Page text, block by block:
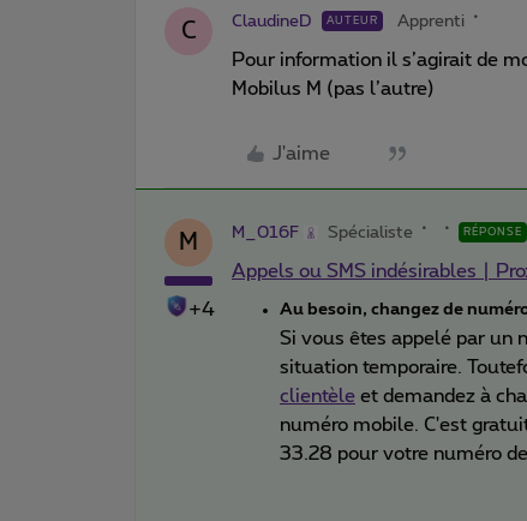
C ClaudineD AUTEUR Apprenti
Pour information il s’agirait de
Mobilus M (pas l’autre)
J'aime
M
+4
M_016F Spécialiste RÉPONSE
Appels ou SMS indésirables |
Au besoin, changez de
Si vous êtes appelé par un
situation temporaire.
clientèle et demandez à
numéro mobile. C'est
33.28 pour votre numéro